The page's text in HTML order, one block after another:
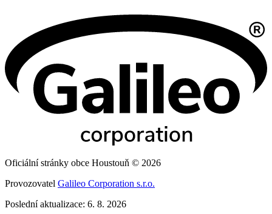
Oficiální stránky obce Houstouň © 2026
Provozovatel Galileo Corporation s.r.o.
Poslední aktualizace: 6. 8. 2026